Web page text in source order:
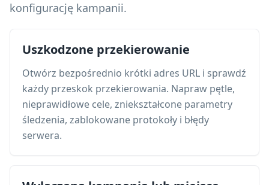
konfigurację kampanii.
Uszkodzone przekierowanie
Otwórz bezpośrednio krótki adres URL i sprawdź
każdy przeskok przekierowania. Napraw pętle,
nieprawidłowe cele, zniekształcone parametry
śledzenia, zablokowane protokoły i błędy
serwera.